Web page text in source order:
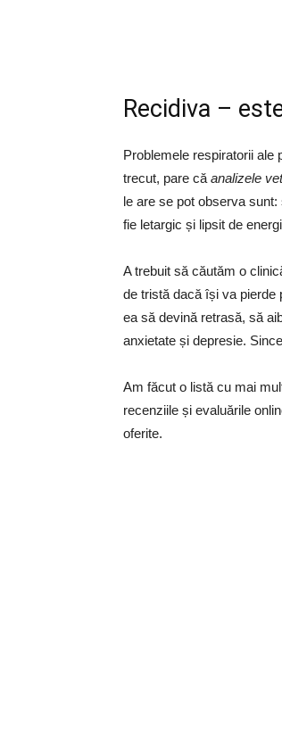
Recidiva –
Problemele respiratorii
trecut, pare că analizele
le are se pot observa
fie letargic și lipsit de
A trebuit să căutăm o
de tristă dacă își va pierde
ea să devină retrasă, să
anxietate și depresie.
Am făcut o listă cu mai
recenziile și evaluările
oferite.